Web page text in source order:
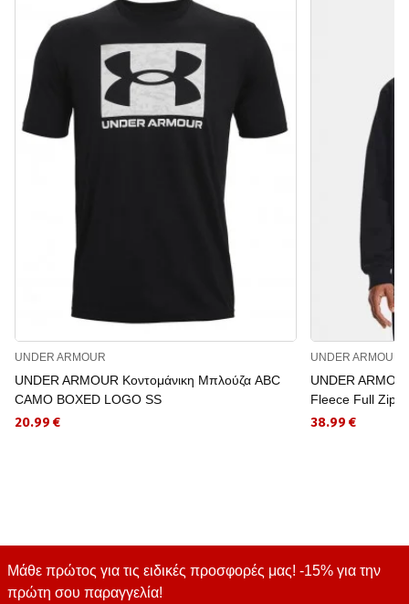
UNDER ARMOUR
UNDER ARMOUR Κοντομάνικη Μπλούζα ABC
CAMO BOXED LOGO SS
20.99 €
UNDER ARMOUR
UNDER
Fleece Full Zip
38.99 €
Μάθε πρώτος για τις ειδικές προσφορές μας! -15% για την
πρώτη σου παραγγελία!